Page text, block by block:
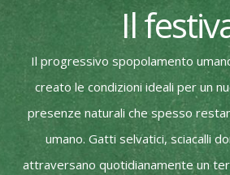
Il
Il progressivo spopolamento
creato le condizioni ideali per un
presenze naturali che spesso
umano. Gatti selvatici, sciacalli
attraversano quotidianamente un